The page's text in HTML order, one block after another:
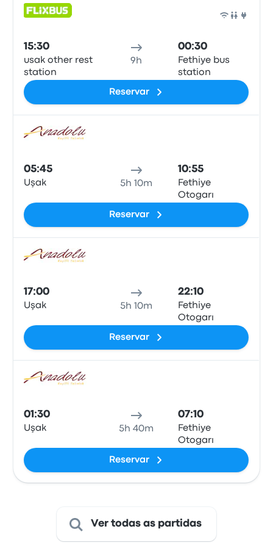
15:30
usak other rest
station
9h
00:30
Fethiye bus
station
Reservar
05:45
Uşak 5h 10m
10:55
Fethiye
Otogarı
Reservar
17:00
Uşak 5h 10m
22:10
Fethiye
Otogarı
Reservar
01:30
Uşak 5h 40m
07:10
Fethiye
Otogarı
Reservar
Ver todas as partidas